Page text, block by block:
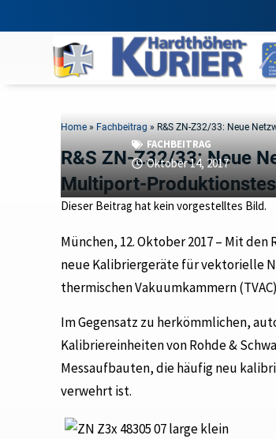
Home » Fachbeitrag » R&S ZN-Z32/33: Neue
R&S ZN-Z32/33: Neue
Multiport-
FACHBEITRAG
Oktober 14, 2017
Dieser Beitrag hat kein vorgestelltes Bild.
München, 12. Oktober 2017 – Mit
neue Kalibriergeräte für vektorielle
thermischen Vakuumkammern
Im Gegensatz zu herkömmlichen,
Kalibriereinheiten von Rohde &
Messaufbauten, die häufig neu
verwehrt ist.